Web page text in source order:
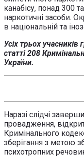
канабісу, понад 300
наркотичні засоби.
в національній та
Усіх трьох
статті 208
України.
Наразі слідчі
провадження,
Кримінального
зберігання з метою
психотропних